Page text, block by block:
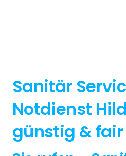
Sanitär
Notdienst
günstig & fair